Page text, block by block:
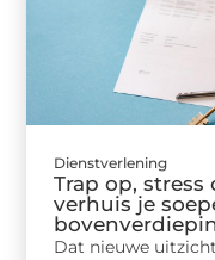
Dienstverlening
Trap op, stress
verhuis je
Dat nieuwe